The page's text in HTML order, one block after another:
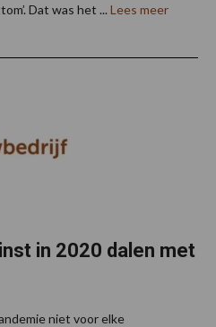
Dat was het ... Lees meer
in 2020 dalen met
niet voor elke